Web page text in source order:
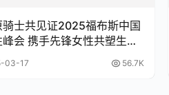
骑士共见证2025福布斯中国
峰会 携手先锋女性共塑生活
03-17 56.7K